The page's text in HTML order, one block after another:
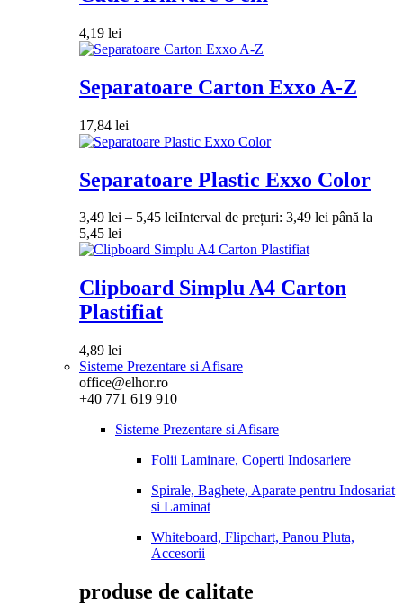
4,19 lei
Separatoare Carton Exxo A-Z
17,84 lei
Separatoare Plastic Exxo Color
3,49 lei – 5,45 leiInterval de prețuri: 3,49 lei până la
5,45 lei
Clipboard Simplu A4 Carton
Plastifiat
4,89 lei
Sisteme Prezentare si Afisare
office@elhor.ro
+40 771 619 910
Sisteme Prezentare si Afisare
Folii Laminare, Coperti Indosariere
Spirale, Baghete, Aparate pentru Indosariat
si Laminat
Whiteboard, Flipchart, Panou Pluta,
Accesorii
produse de calitate